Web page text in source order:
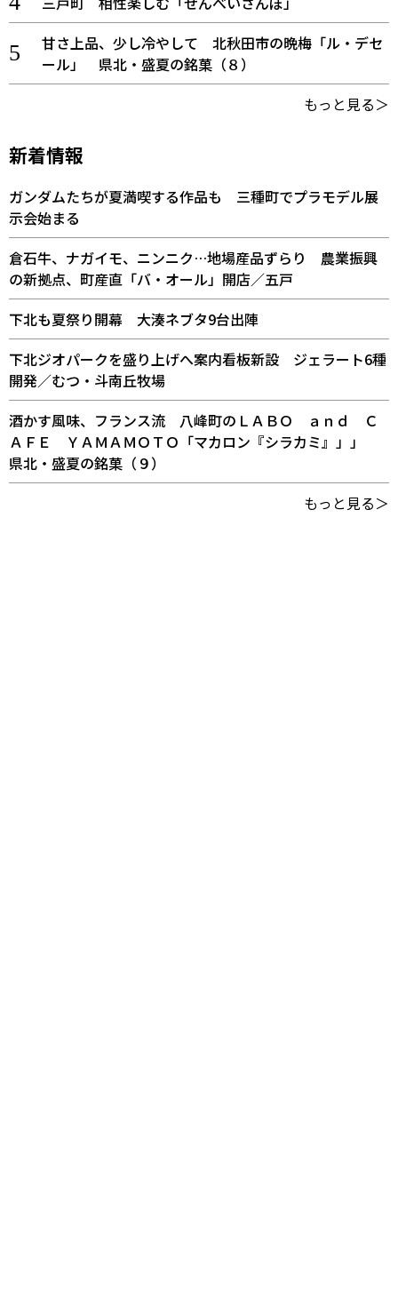
甘さ上品、少し冷やして 北秋田市の晩梅「ル・デセ
ール」 県北・盛夏の銘菓（８）
もっと見る＞
新着情報
ガンダムたちが夏満喫する作品も 三種町でプラモデル展
示会始まる
倉石牛、ナガイモ、ニンニク…地場産品ずらり 農業振興
の新拠点、町産直「バ・オール」開店／五戸
下北も夏祭り開幕 大湊ネブタ9台出陣
下北ジオパークを盛り上げへ案内看板新設 ジェラート6種
開発／むつ・斗南丘牧場
酒かす風味、フランス流 八峰町のＬＡＢＯ ａｎｄ Ｃ
ＡＦＥ ＹＡＭＡＭＯＴＯ「マカロン『シラカミ』」」
県北・盛夏の銘菓（９）
もっと見る＞